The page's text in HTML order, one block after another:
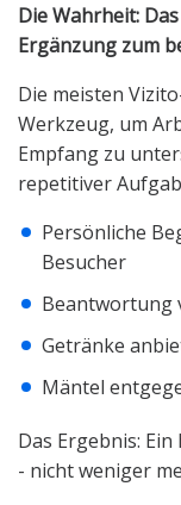
Die Wahrheit:
Ergänzung zum
Die meisten
Werkzeug, um
Empfang zu
repetitiver
Persönliche
Besucher
Beantwortung
Getränke
Mäntel
Das Ergebnis:
- nicht weniger